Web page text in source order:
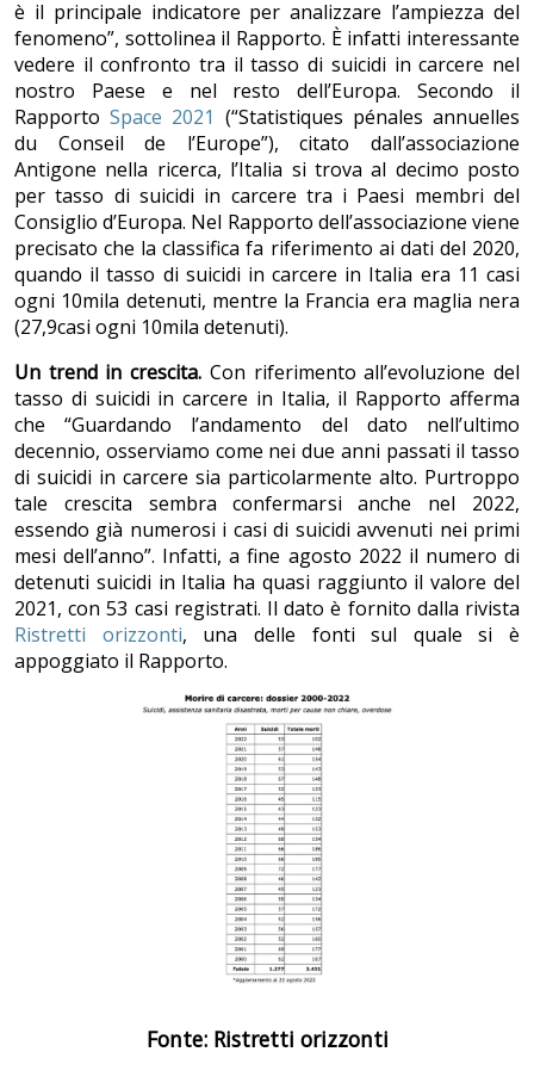
è il principale indicatore per analizzare l’ampiezza del
fenomeno”, sottolinea il Rapporto. È infatti interessante
vedere il confronto tra il tasso di suicidi in carcere nel
nostro Paese e nel resto dell’Europa. Secondo il
RapportoSpace 2021 (“Statistiques pénales annuelles
du Conseil de l’Europe”), citato dall’associazione
Antigone nella ricerca, l’Italia si trova al decimo posto
per tasso di suicidi in carcere tra i Paesi membri del
Consiglio d’Europa. Nel Rapporto dell’associazione viene
precisato che la classifica fa riferimento ai dati del 2020,
quando il tasso di suicidi in carcere in Italia era 11 casi
ogni 10mila detenuti, mentre la Francia era maglia nera
(27,9casi ogni 10mila detenuti).
Un trend in crescita. Con riferimento all’evoluzione del
tasso di suicidi in carcere in Italia, il Rapporto afferma
che “Guardando l’andamento del dato nell’ultimo
decennio, osserviamo come nei due anni passati il tasso
di suicidi in carcere sia particolarmente alto. Purtroppo
tale crescita sembra confermarsi anche nel 2022,
essendo già numerosi i casi di suicidi avvenuti nei primi
mesi dell’anno”. Infatti, a fine agosto 2022 il numero di
detenuti suicidi in Italia ha quasi raggiunto il valore del
2021, con 53 casi registrati. Il dato è fornito dalla rivista
Ristretti orizzonti, una delle fonti sul quale si è
appoggiato il Rapporto.
Fonte: Ristretti orizzonti